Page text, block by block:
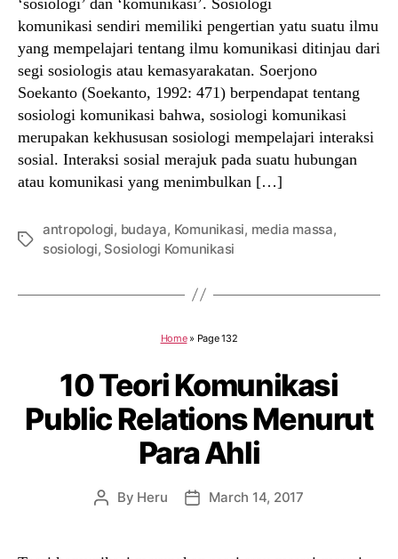
komunikasi sendiri memiliki pengertian yatu suatu ilmu
yang mempelajari tentang ilmu komunikasi ditinjau dari
segi sosiologis atau kemasyarakatan. Soerjono
Soekanto (Soekanto, 1992: 471) berpendapat tentang
sosiologi komunikasi bahwa, sosiologi komunikasi
merupakan kekhususan sosiologi mempelajari interaksi
sosial. Interaksi sosial merajuk pada suatu hubungan
atau komunikasi yang menimbulkan […]
Tags
antropologi, budaya, Komunikasi, media massa,
sosiologi, Sosiologi Komunikasi
Home» Page 132
10 Teori Komunikasi
Public Relations Menurut
Para Ahli
Post
By Heru
PostMarch 14, 2017